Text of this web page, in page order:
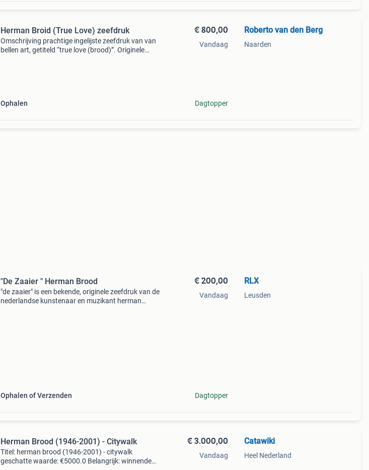
Herman Broid (True Love) zeefdruk
Omschrijving prachtige ingelijste zeefdruk van van
bellen art, getiteld “true love (brood)”. Originele
Ophalen
€ 800,00
Vandaag
Dagtopper
Roberto van den Berg
Naarden
"De Zaaier " Herman Brood
"de zaaier" is een bekende, originele zeefdruk van de
nederlandse kunstenaar en muzikant herman
Ophalen of Verzenden
€ 200,00
Vandaag
Dagtopper
RLX
Leusden
Herman Brood (1946-2001) - Citywalk
Titel: herman brood (1946-2001) - citywalk
geschatte waarde: €5000.0 Belangrijk: winnende
€ 3.000,00
Vandaag
Catawiki
Heel Nederland